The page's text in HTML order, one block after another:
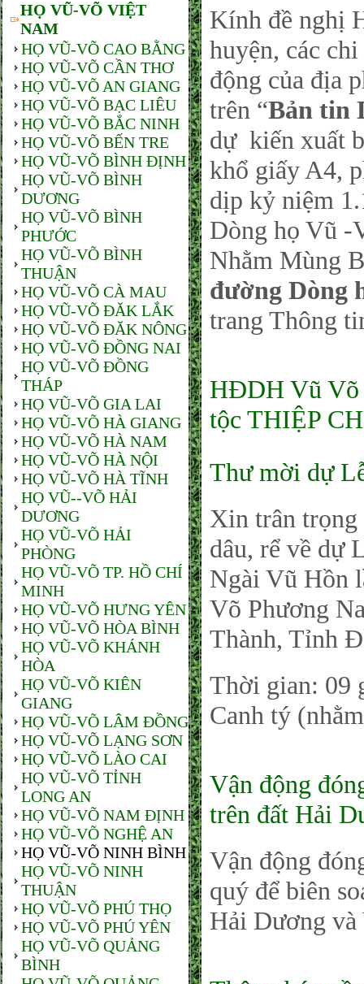
HỌ VŨ-VÕ VIỆT
NAM
HỌ VŨ-VÕ CAO BẰNG
HỌ VŨ-VÕ CẦN THƠ
HỌ VŨ-VÕ AN GIANG
HỌ VŨ-VÕ BẠC LIÊU
HỌ VŨ-VÕ BẮC NINH
HỌ VŨ-VÕ BẾN TRE
HỌ VŨ-VÕ BÌNH ĐỊNH
HỌ VŨ-VÕ BÌNH
DƯƠNG
HỌ VŨ-VÕ BÌNH
PHƯỚC
HỌ VŨ-VÕ BÌNH
THUẬN
HỌ VŨ-VÕ CÀ MAU
HỌ VŨ-VÕ ĐĂK LẮK
HỌ VŨ-VÕ ĐĂK NÔNG
HỌ VŨ-VÕ ĐỒNG NAI
HỌ VŨ-VÕ ĐỒNG
THÁP
HỌ VŨ-VÕ GIA LAI
HỌ VŨ-VÕ HÀ GIANG
HỌ VŨ-VÕ HÀ NAM
HỌ VŨ-VÕ HÀ NỘI
HỌ VŨ-VÕ HÀ TĨNH
HỌ VŨ--VÕ HẢI
DƯƠNG
HỌ VŨ-VÕ HẢI
PHÒNG
HỌ VŨ-VÕ TP. HỒ CHÍ
MINH
HỌ VŨ-VÕ HƯNG YÊN
HỌ VŨ-VÕ HÒA BÌNH
HỌ VŨ-VÕ KHÁNH
HÒA
HỌ VŨ-VÕ KIÊN
GIANG
HỌ VŨ-VÕ LÂM ĐỒNG
HỌ VŨ-VÕ LẠNG SƠN
HỌ VŨ-VÕ LÀO CAI
HỌ VŨ-VÕ TỈNH
LONG AN
HỌ VŨ-VÕ NAM ĐỊNH
HỌ VŨ-VÕ NGHỆ AN
HỌ VŨ-VÕ NINH BÌNH
HỌ VŨ-VÕ NINH
THUẬN
HỌ VŨ-VÕ PHÚ THỌ
HỌ VŨ-VÕ PHÚ YÊN
HỌ VŨ-VÕ QUẢNG
BÌNH
Kính đề nghị
huyện, các
động của địa
trên “Bản tin
dự kiến xuất
khổ giấy A4,
dịp kỷ niệm
Dòng họ Vũ -
Nhằm Mùng
đường Dòng
trang Thông
HĐDH Vũ Võ
tộc THIỆP
Thư mời dự
Xin trân trọng
dâu, rể về dự
Ngài Vũ Hồn
Võ Phương
Thành, Tỉnh
Thời gian: 09
Canh tý
Vận động
trên đất Hải
Vận động
quý để biên
Hải Dương